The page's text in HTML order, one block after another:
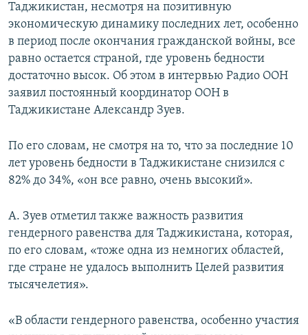
Таджикистан, несмотря на позитивную
экономическую динамику последних лет, особенно
в период после окончания гражданской войны, все
равно остается страной, где уровень бедности
достаточно высок. Об этом в интервью Радио ООН
заявил постоянный координатор ООН в
Таджикистане Александр Зуев.
По его словам, не смотря на то, что за последние 10
лет уровень бедности в Таджикистане снизился с
82% до 34%, «он все равно, очень высокий».
А. Зуев отметил также важность развития
гендерного равенства для Таджикистана, которая,
по его словам, «тоже одна из немногих областей,
где стране не удалось выполнить Целей развития
тысячелетия».
«В области гендерного равенства, особенно участия